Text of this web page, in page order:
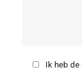
Ik heb de